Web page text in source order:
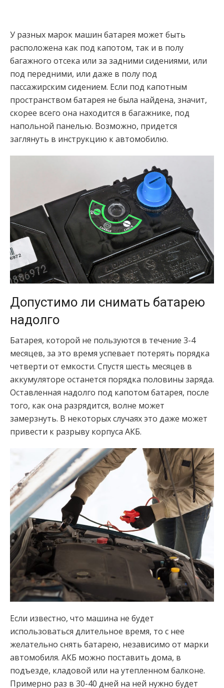
У разных марок машин батарея может быть
расположена как под капотом, так и в полу
багажного отсека или за задними сидениями, или
под передними, или даже в полу под
пассажирским сидением. Если под капотным
пространством батарея не была найдена, значит,
скорее всего она находится в багажнике, под
напольной панелью. Возможно, придется
заглянуть в инструкцию к автомобилю.
Допустимо ли снимать батарею
надолго
Батарея, которой не пользуются в течение 3-4
месяцев, за это время успевает потерять порядка
четверти от емкости. Спустя шесть месяцев в
аккумуляторе останется порядка половины заряда.
Оставленная надолго под капотом батарея, после
того, как она разрядится, волне может
замерзнуть. В некоторых случаях это даже может
привести к разрыву корпуса АКБ.
Если известно, что машина не будет
использоваться длительное время, то с нее
желательно снять батарею, независимо от марки
автомобиля. АКБ можно поставить дома, в
подъезде, кладовой или на утепленном балконе.
Примерно раз в 30-40 дней на ней нужно будет